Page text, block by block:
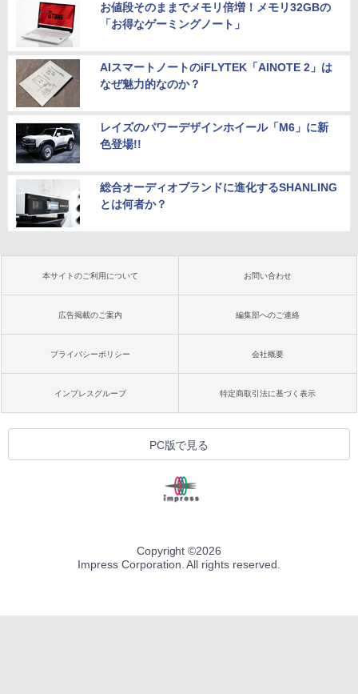
お値段そのままでメモリ倍増！メモリ32GBの
「お得なゲーミングノート」
AIスマートノートのiFLYTEK「AINOTE 2」は
なぜ魅力的なのか？
レイズのパワーデザインホイール「M6」に新
色登場!!
総合オーディオブランドに進化するSHANLING
とは何者か？
本サイトのご利用について お問い合わせ
広告掲載のご案内 編集部へのご連絡
プライバシーポリシー 会社概要
インプレスグループ 特定商取引法に基づく表示
PC版で見る
Copyright ©2026
Impress Corporation. All rights reserved.